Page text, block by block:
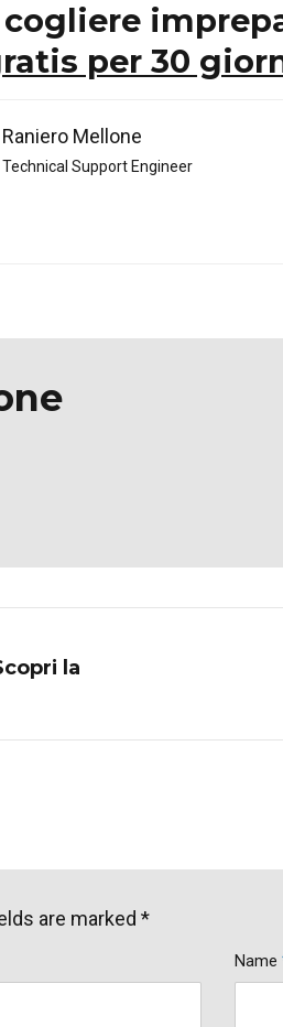
per 30
Raniero Mellone
Technical Support Engineer
la
are marked *
Name